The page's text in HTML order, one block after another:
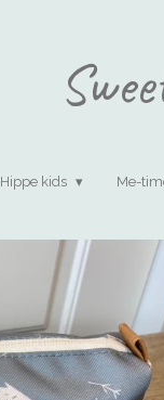
Hippe kids Me-